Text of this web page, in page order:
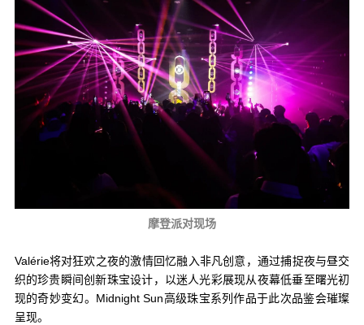
摩登派对现场
Valérie将对狂欢之夜的激情回忆融入非凡创意，通过捕捉夜与昼交
织的珍贵瞬间创新珠宝设计，以迷人光彩展现从夜幕低垂至曙光初
现的奇妙变幻。Midnight Sun高级珠宝系列作品于此次品鉴会璀璨
呈现。